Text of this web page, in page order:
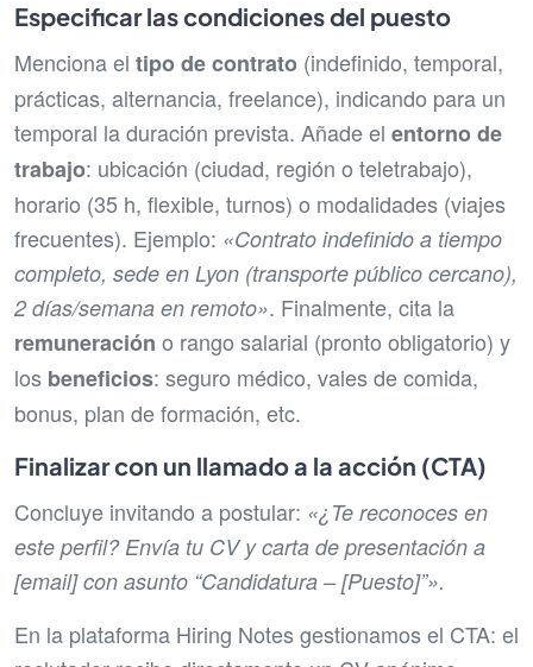
Especificar las condiciones del puesto
Menciona el tipo de contrato (indefinido, temporal,
prácticas, alternancia, freelance), indicando para un
temporal la duración prevista. Añade el entorno de
trabajo: ubicación (ciudad, región o teletrabajo),
horario (35 h, flexible, turnos) o modalidades (viajes
frecuentes). Ejemplo: «Contrato indefinido a tiempo
completo, sede en Lyon (transporte público cercano),
2 días/semana en remoto». Finalmente, cita la
remuneración o rango salarial (pronto obligatorio) y
los beneficios: seguro médico, vales de comida,
bonus, plan de formación, etc.
Finalizar con un llamado a la acción (CTA)
Concluye invitando a postular: «¿Te reconoces en
este perfil? Envía tu CV y carta de presentación a
[email] con asunto “Candidatura – [Puesto]”».
En la plataforma Hiring Notes gestionamos el CTA: el